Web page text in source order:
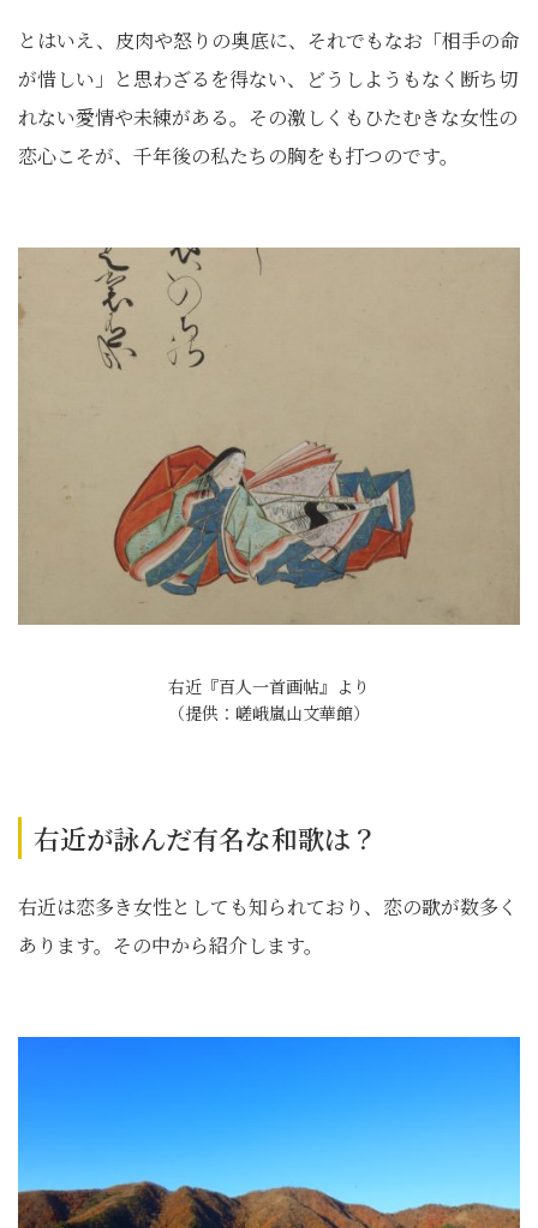
とはいえ、皮肉や怒りの奥底に、それでもなお「相手の命
が惜しい」と思わざるを得ない、どうしようもなく断ち切
れない愛情や未練がある。その激しくもひたむきな女性の
恋心こそが、千年後の私たちの胸をも打つのです。
右近『百人一首画帖』より
（提供：嵯峨嵐山文華館）
右近が詠んだ有名な和歌は？
右近は恋多き女性としても知られており、恋の歌が数多く
あります。その中から紹介します。